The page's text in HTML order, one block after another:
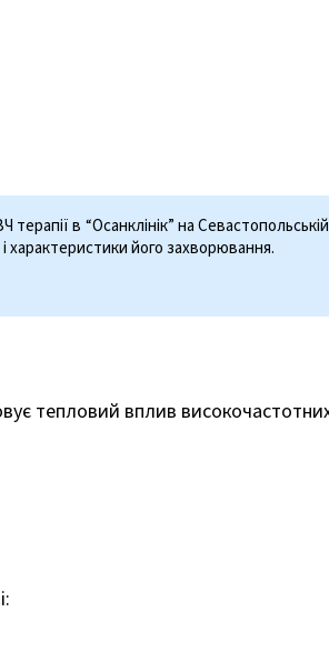
терапії в “Осанклінік” на
характеристики його захворювання.
тепловий вплив